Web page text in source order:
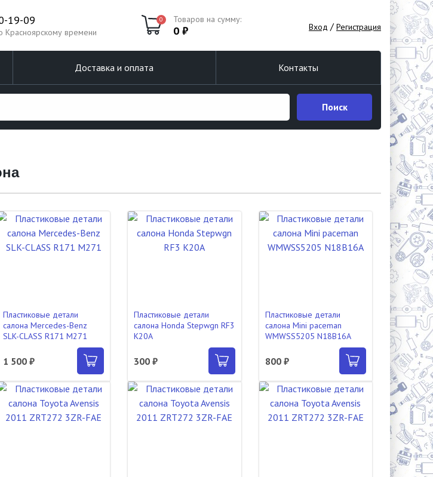
19-09
Красноярскому времени
0 Товаров на сумму:
0 ₽ Вход / Регистрация
Доставка и оплата Контакты
Поиск
Пластиковые детали
салона Mercedes-Benz
SLK-CLASS R171 M271
1 500 ₽
Пластиковые детали
салона Honda Stepwgn RF3
K20A
300 ₽
Пластиковые детали
салона Mini paceman
WMWSS5205 N18B16A
800 ₽